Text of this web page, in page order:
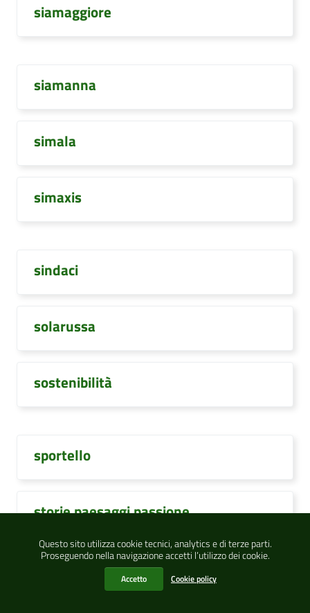
Questo sito utilizza cookie tecnici, analytics e di terze parti.
Proseguendo nella navigazione accetti l’utilizzo dei cookie.
Accetto Cookie policy
siamaggiore
siamanna
simala
simaxis
sindaci
solarussa
sostenibilità
sportello
storie paesaggi passione
studentesse